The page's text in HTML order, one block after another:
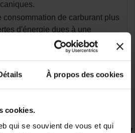
À propos des cookies
cookies.
qui se souvient de vous et qui
de carburant plus
d'énergie dues à une
pour votre Yamaha XMAX 125
optimales, une fiabilité à long